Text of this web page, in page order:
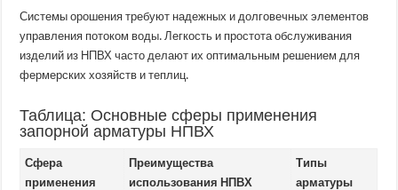
Системы орошения требуют надежных и долговечных элементов
управления потоком воды. Легкость и простота обслуживания
изделий из НПВХ часто делают их оптимальным решением для
фермерских хозяйств и теплиц.
Таблица: Основные сферы применения
запорной арматуры НПВХ
Сфера
применения
Преимущества
использования НПВХ
Типы
арматуры